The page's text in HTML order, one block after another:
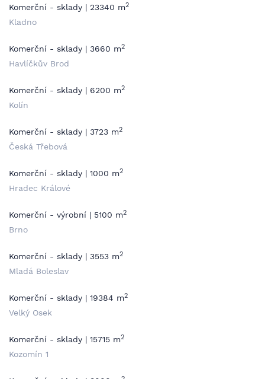
Komerční - sklady | 23340 m2
Kladno
Komerční - sklady | 3660 m2
Havlíčkův Brod
Komerční - sklady | 6200 m2
Kolín
Komerční - sklady | 3723 m2
Česká Třebová
Komerční - sklady | 1000 m2
Hradec Králové
Komerční - výrobní | 5100 m2
Brno
Komerční - sklady | 3553 m2
Mladá Boleslav
Komerční - sklady | 19384 m2
Velký Osek
Komerční - sklady | 15715 m2
Kozomín 1